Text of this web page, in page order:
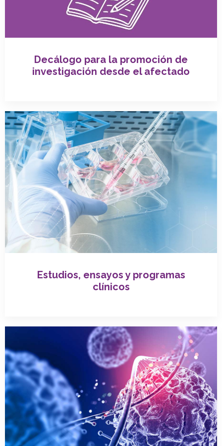
Decálogo para la promoción de
investigación desde el afectado
Estudios, ensayos y programas
clínicos